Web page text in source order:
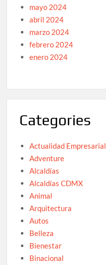
mayo 2024
abril 2024
marzo 2024
febrero 2024
enero 2024
Categories
Actualidad Empresarial
Adventure
Alcaldías
Alcaldías CDMX
Animal
Arquitectura
Autos
Belleza
Bienestar
Binacional